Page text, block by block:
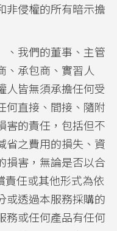
非侵權的所有暗示擔
、我們的董事、主管
、承包商、實習人
人皆無須承擔任何受
何直接、間接、隨附
害的責任，包括但不
省之費用的損失、資
損害，無論是否以合
責任或其他形式為依
或透過本服務採購的
務或任何產品有任何